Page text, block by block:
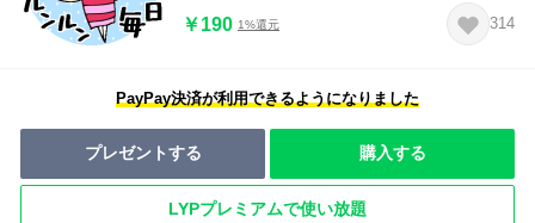
￥190 1%還元 314
PayPay決済が利用できるようになりました
プレゼントする 購入する
LYPプレミアムで使い放題